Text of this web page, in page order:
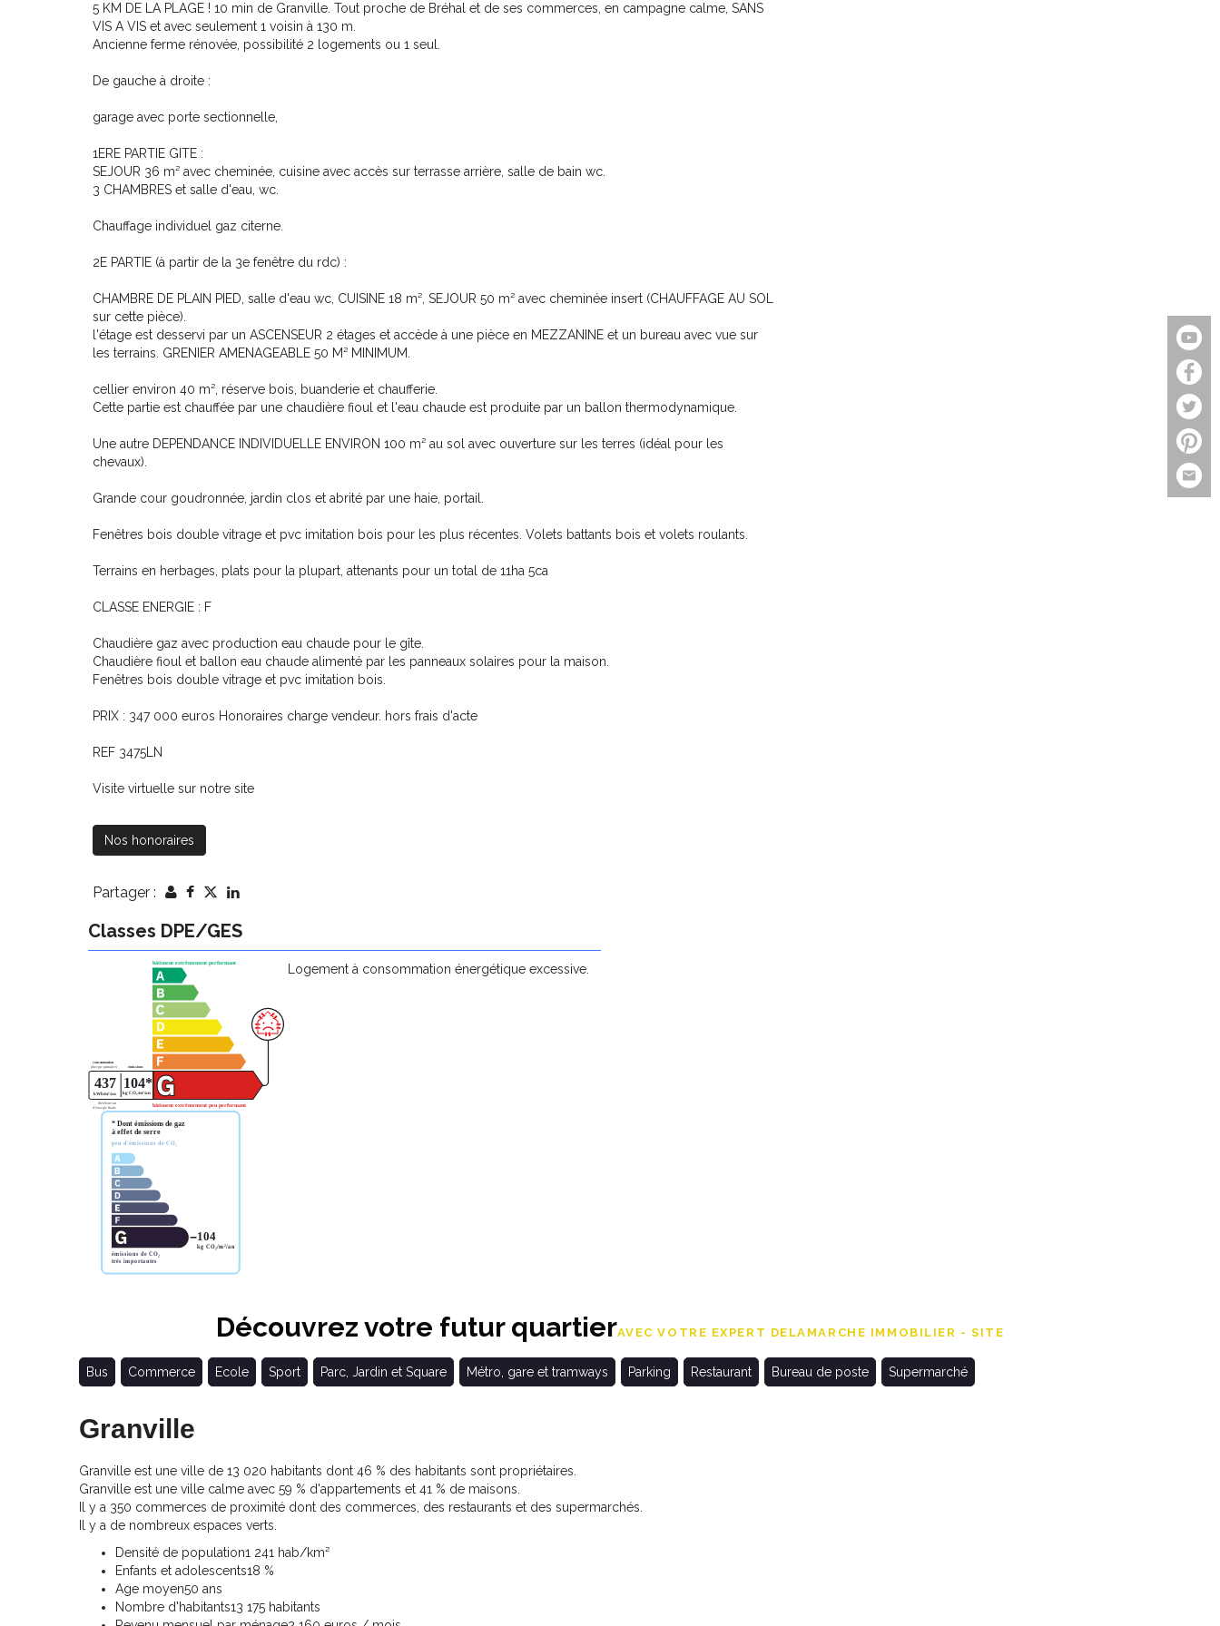
5 KM DE LA PLAGE ! 10 min de Granville. Tout proche de Bréhal et de ses commerces, en campagne calme, SANS
VIS A VIS et avec seulement 1 voisin à 130 m.
Ancienne ferme rénovée, possibilité 2 logements ou 1 seul.
De gauche à droite :
garage avec porte sectionnelle,
1ERE PARTIE GITE :
SEJOUR 36 m² avec cheminée, cuisine avec accès sur terrasse arrière, salle de bain wc.
3 CHAMBRES et salle d'eau, wc.
Chauffage individuel gaz citerne.
2E PARTIE (à partir de la 3e fenêtre du rdc) :
CHAMBRE DE PLAIN PIED, salle d'eau wc, CUISINE 18 m², SEJOUR 50 m² avec cheminée insert (CHAUFFAGE AU SOL
sur cette pièce).
l'étage est desservi par un ASCENSEUR 2 étages et accède à une pièce en MEZZANINE et un bureau avec vue sur
les terrains. GRENIER AMENAGEABLE 50 M² MINIMUM.
cellier environ 40 m², réserve bois, buanderie et chaufferie.
Cette partie est chauffée par une chaudière fioul et l'eau chaude est produite par un ballon thermodynamique.
Une autre DEPENDANCE INDIVIDUELLE ENVIRON 100 m² au sol avec ouverture sur les terres (idéal pour les
chevaux).
Grande cour goudronnée, jardin clos et abrité par une haie, portail.
Fenêtres bois double vitrage et pvc imitation bois pour les plus récentes. Volets battants bois et volets roulants.
Terrains en herbages, plats pour la plupart, attenants pour un total de 11ha 5ca
CLASSE ENERGIE : F
Chaudière gaz avec production eau chaude pour le gîte.
Chaudière fioul et ballon eau chaude alimenté par les panneaux solaires pour la maison.
Fenêtres bois double vitrage et pvc imitation bois.
PRIX : 347 000 euros Honoraires charge vendeur. hors frais d'acte
REF 3475LN
Visite virtuelle sur notre site
Nos honoraires
Partager :
Classes DPE/GES
Logement à consommation énergétique excessive.
Découvrez votre futur quartierAVEC VOTRE EXPERT DELAMARCHE IMMOBILIER - SITE
Bus Commerce Ecole Sport Parc, Jardin et Square Métro, gare et tramways Parking Restaurant Bureau de poste Supermarché
Granville
Granville est une ville de 13 020 habitants dont 46 % des habitants sont propriétaires.
Granville est une ville calme avec 59 % d'appartements et 41 % de maisons.
Il y a 350 commerces de proximité dont des commerces, des restaurants et des supermarchés.
Il y a de nombreux espaces verts.
Densité de population1 241 hab/km²
Enfants et adolescents18 %
Age moyen50 ans
Nombre d'habitants13 175 habitants